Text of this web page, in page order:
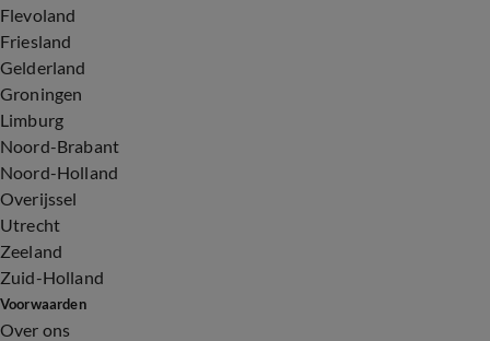
Flevoland
Friesland
Gelderland
Groningen
Limburg
Noord-Brabant
Noord-Holland
Overijssel
Utrecht
Zeeland
Zuid-Holland
Voorwaarden
Over ons